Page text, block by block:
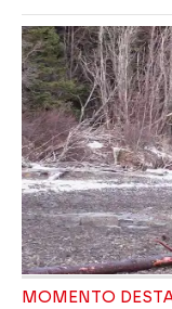
MOMENTO